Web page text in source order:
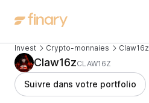
Invest Crypto-monnaies Claw16z
Claw16zCLAW16Z
Suivre dans votre portfolio